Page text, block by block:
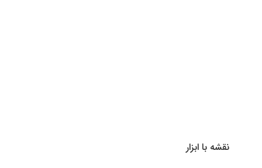
نقشه با ابزار